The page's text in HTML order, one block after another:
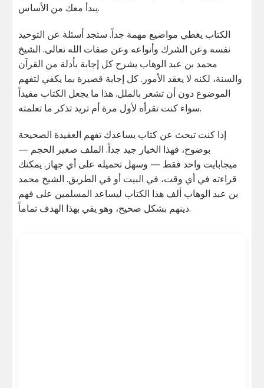
يبدأ معك من الأساس.
الكتاب يغطي مواضيع مهمة جداً. ستجد أسئلة عن التوحيد
نفسه وعن الشرك وأنواعه وعن صفات الله تعالى. الشيخ
محمد بن عبد الوهاب يشرح كل إجابة بأدلة من القرآن
والسنة، لكنه لا يعقد الأمور. كل إجابة قصيرة بما يكفي لتفهم
الموضوع دون أن تشعر بالملل. هذا ما يجعل الكتاب مفيداً
سواء كنت تقرأه لأول مرة أم تريد تذكر ما تعلمته.
إذا كنت تبحث عن كتاب يساعدك تفهم العقيدة الصحيحة
بوضوح، فهذا الخيار جيد جداً. الملف صغير الحجم —
ميجابايت واحد فقط — وسهل تحميله على أي جهاز. يمكنك
قراءته في أي وقت، في البيت أو في الطريق. الشيخ محمد
بن عبد الوهاب ألف هذا الكتاب ليساعد المسلمين على فهم
دينهم بشكل صحيح، وهو يفي بهذا الهدف تماماً.